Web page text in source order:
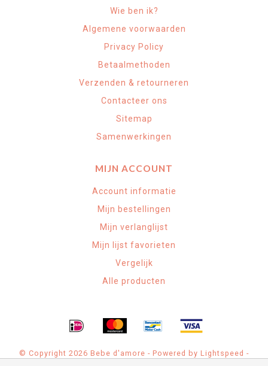
Wie ben ik?
Algemene voorwaarden
Privacy Policy
Betaalmethoden
Verzenden & retourneren
Contacteer ons
Sitemap
Samenwerkingen
MIJN ACCOUNT
Account informatie
Mijn bestellingen
Mijn verlanglijst
Mijn lijst favorieten
Vergelijk
Alle producten
© Copyright 2026 Bebe d'amore - Powered by Lightspeed -